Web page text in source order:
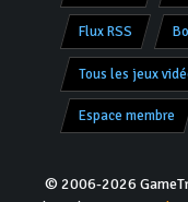
Flux RSS
Tous les jeux
Espace membre
© 2006-2026